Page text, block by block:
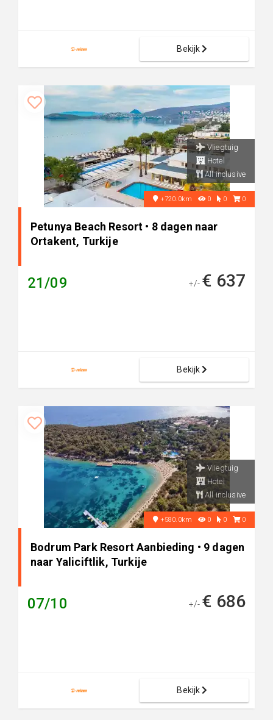
Bekijk
Vliegtuig
Hotel
All inclusive
+720.0km 0 0 0
Petunya Beach Resort • 8 dagen naar
Ortakent, Turkije
21/09 +/- € 637
Bekijk
Vliegtuig
Hotel
All inclusive
+580.0km 0 0 0
Bodrum Park Resort Aanbieding • 9 dagen
naar Yaliciftlik, Turkije
07/10 +/- € 686
Bekijk